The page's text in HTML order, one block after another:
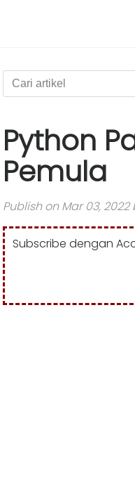
Python
Pemula
Publish on Mar 03, 2022
Subscribe dengan